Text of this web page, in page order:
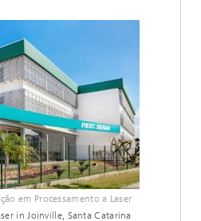
em Processamento a Laser
in Joinville, Santa Catarina